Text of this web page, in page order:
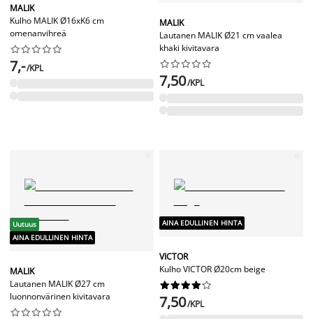
MALIK
Kulho MALIK Ø16xK6 cm
omenanvihreä






7,-/KPL
MALIK
Lautanen MALIK Ø21 cm vaalea
khaki kivitavara






7,50/KPL
Uutuus
AINA EDULLINEN HINTA
MALIK
Lautanen MALIK Ø27 cm
luonnonvärinen kivitavara






AINA EDULLINEN HINTA
VICTOR
Kulho VICTOR Ø20cm beige






7,50/KPL